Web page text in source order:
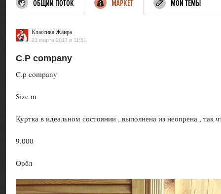
ОБЩИЙ ПОТОК МАРКЕТ МОИ ТЕМЫ
Классика Жанра
21 марта 2017 в 11:51
C.P company
C.p company
Size m
Куртка в идеальном состоянии , выполнена из неопрена , так
9.000
Орёл